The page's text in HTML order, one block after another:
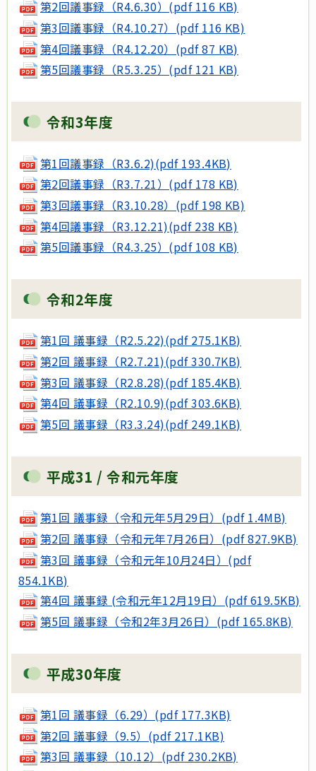
第2回議事録（R4.6.30）(pdf 116 KB)
第3回議事録（R4.10.27）(pdf 116 KB)
第4回議事録（R4.12.20）(pdf 87 KB)
第5回議事録（R5.3.25）(pdf 121 KB)
令和3年度
第1回議事録（R3.6.2)(pdf 193.4KB)
第2回議事録（R3.7.21）(pdf 178 KB)
第3回議事録（R3.10.28）(pdf 198 KB)
第4回議事録（R3.12.21)(pdf 238 KB)
第5回議事録（R4.3.25）(pdf 108 KB)
令和2年度
第1回 議事録（R2.5.22)(pdf 275.1KB)
第2回 議事録（R2.7.21)(pdf 330.7KB)
第3回 議事録（R2.8.28)(pdf 185.4KB)
第4回 議事録（R2.10.9)(pdf 303.6KB)
第5回 議事録（R3.3.24)(pdf 249.1KB)
平成31 / 令和元年度
第1回 議事録（令和元年5月29日）(pdf 1.4MB)
第2回 議事録（令和元年7月26日）(pdf 827.9KB)
第3回 議事録（令和元年10月24日）(pdf
854.1KB)
第4回 議事録 (令和元年12月19日）(pdf 619.5KB)
第5回 議事録（令和2年3月26日）(pdf 165.8KB)
平成30年度
第1回 議事録（6.29）(pdf 177.3KB)
第2回 議事録（9.5）(pdf 217.1KB)
第3回 議事録（10.12）(pdf 230.2KB)